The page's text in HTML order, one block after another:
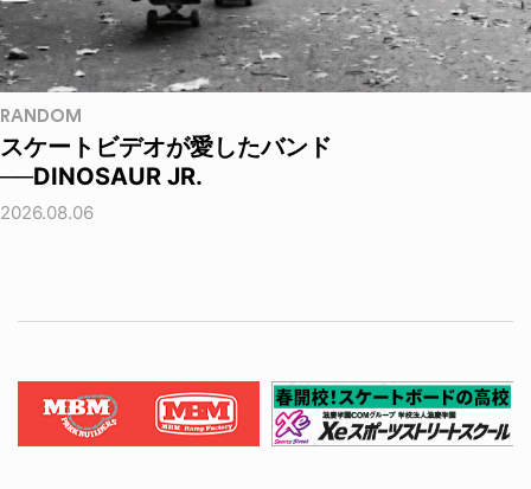
RANDOM
スケートビデオが愛したバンド
──DINOSAUR JR.
2026.08.06